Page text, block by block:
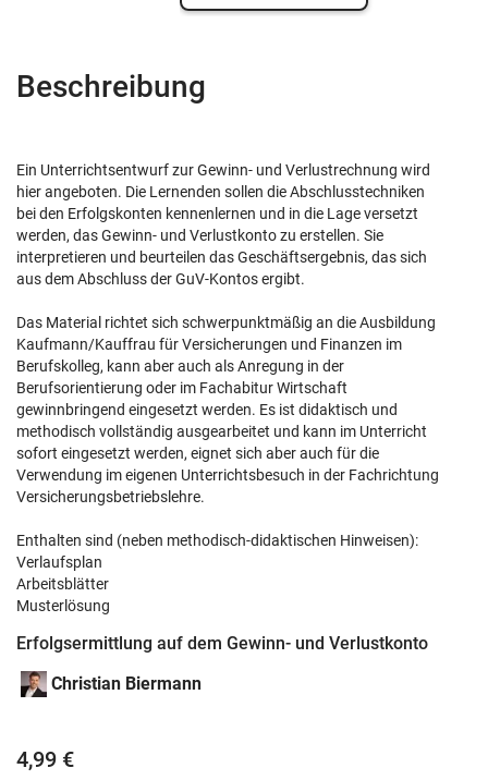
Beschreibung
Ein Unterrichtsentwurf zur Gewinn- und Verlustrechnung wird
hier angeboten. Die Lernenden sollen die Abschlusstechniken
bei den Erfolgskonten kennenlernen und in die Lage versetzt
werden, das Gewinn- und Verlustkonto zu erstellen. Sie
interpretieren und beurteilen das Geschäftsergebnis, das sich
aus dem Abschluss der GuV-Kontos ergibt.
Das Material richtet sich schwerpunktmäßig an die Ausbildung
Kaufmann/Kauffrau für Versicherungen und Finanzen im
Berufskolleg, kann aber auch als Anregung in der
Berufsorientierung oder im Fachabitur Wirtschaft
gewinnbringend eingesetzt werden. Es ist didaktisch und
methodisch vollständig ausgearbeitet und kann im Unterricht
sofort eingesetzt werden, eignet sich aber auch für die
Verwendung im eigenen Unterrichtsbesuch in der Fachrichtung
Versicherungsbetriebslehre.
Enthalten sind (neben methodisch-didaktischen Hinweisen):
Verlaufsplan
Arbeitsblätter
Musterlösung
Erfolgsermittlung auf dem Gewinn- und Verlustkonto
Christian Biermann
4,99 €